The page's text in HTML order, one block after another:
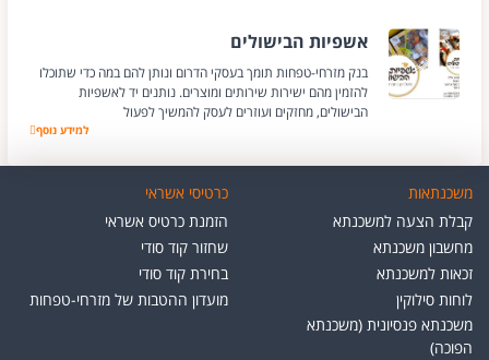
אשפיות הבישולים
בנק מזרחי-טפחות תומך בעסקי הדרום ונותן להם במה כדי שתוכלו
להזמין מהם ישירות שירותים ומוצרים. נותנים יד לאשפיות
הבישולים, מחזקים ועוזרים לעסק להמשיך לפעול
אשפיות הבישולים
למידע נוסף
משכנתאות
קבלת הצעה למשכנתא
מחשבון משכנתא
זכאות למשכנתא
לוחות סילוקין
משכנתא פנסיונית (משכנתא
הפוכה)
כרטיסי אשראי
הזמנת כרטיס אשראי
שחזור קוד סודי
בחירת קוד סודי
מועדון ההטבות של מזרחי-טפחות